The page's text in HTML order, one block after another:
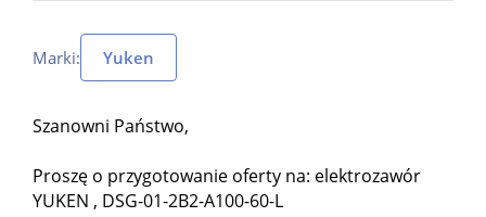
Marki: Yuken
Szanowni Państwo,
Proszę o przygotowanie oferty na: elektrozawór
YUKEN , DSG-01-2B2-A100-60-L